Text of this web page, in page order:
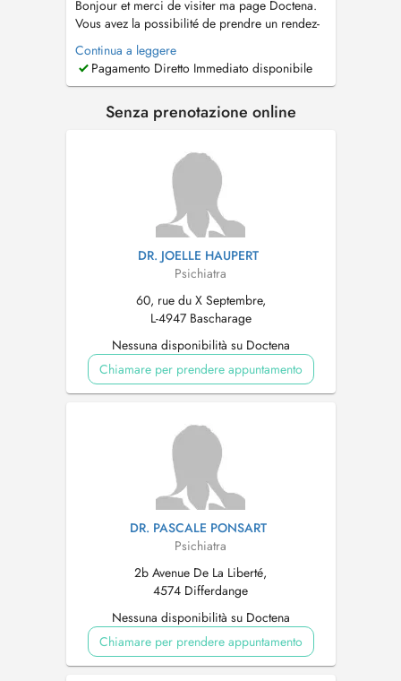
Bonjour et merci de visiter ma page Doctena.
Vous avez la possibilité de prendre un rendez-
vous au cabinet en fonction de votre statut
(nouveau patient ou patient déjà inscrit). Pour
assurer une collaboration optimale, voici
en compte : Le cabinet ne...
Continua a leggere
Pagamento Diretto Immediato disponibile
Senza prenotazione online
DR. JOELLE HAUPERT
Psichiatra
60, rue du X Septembre,
L-4947 Bascharage
Nessuna disponibilità su Doctena
Chiamare per prendere appuntamento
DR. PASCALE PONSART
Psichiatra
2b Avenue De La Liberté,
4574 Differdange
Nessuna disponibilità su Doctena
Chiamare per prendere appuntamento